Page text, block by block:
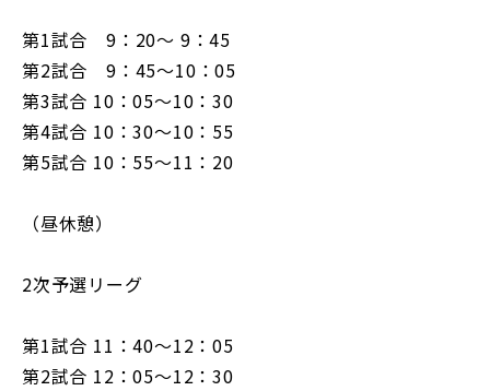
第1試合 9：20～ 9：45
第2試合 9：45～10：05
第3試合 10：05～10：30
第4試合 10：30～10：55
第5試合 10：55～11：20
（昼休憩）
2次予選リーグ
第1試合 11：40～12：05
第2試合 12：05～12：30